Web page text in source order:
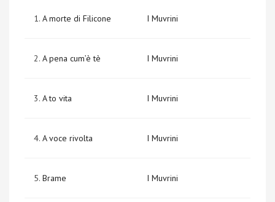
1. A morte di Filicone I Muvrini
2. A pena cum’è tè I Muvrini
3. A to vita I Muvrini
4. A voce rivolta I Muvrini
5. Brame I Muvrini